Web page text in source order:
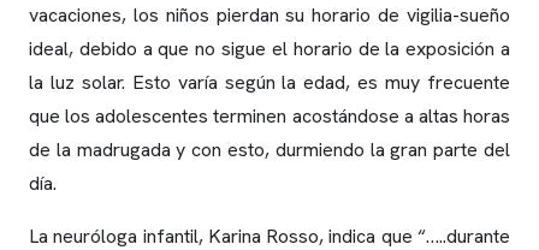
vacaciones, los niños pierdan su horario de vigilia-sueño
ideal, debido a que no sigue el horario de la exposición a
la luz solar. Esto varía según la edad, es muy frecuente
que los adolescentes terminen acostándose a altas horas
de la madrugada y con esto, durmiendo la gran parte del
día.
La neuróloga infantil, Karina Rosso, indica que “…..durante